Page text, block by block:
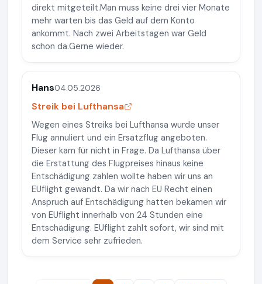
direkt mitgeteilt.Man muss keine drei vier Monate
mehr warten bis das Geld auf dem Konto
ankommt. Nach zwei Arbeitstagen war Geld
schon da.Gerne wieder.
Hans04.05.2026
Streik bei Lufthansa
Wegen eines Streiks bei Lufthansa wurde unser
Flug annuliert und ein Ersatzflug angeboten.
Dieser kam für nicht in Frage. Da Lufthansa über
die Erstattung des Flugpreises hinaus keine
Entschädigung zahlen wollte haben wir uns an
EUflight gewandt. Da wir nach EU Recht einen
Anspruch auf Entschädigung hatten bekamen wir
von EUflight innerhalb von 24 Stunden eine
Entschädigung. EUflight zahlt sofort, wir sind mit
dem Service sehr zufrieden.